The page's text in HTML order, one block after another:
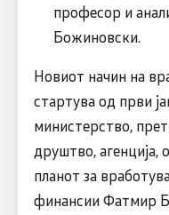
професор и
Божиновски.
Новиот начин на
стартува од први
министерство,
друштво, агенција,
планот за
финансии Фатмир